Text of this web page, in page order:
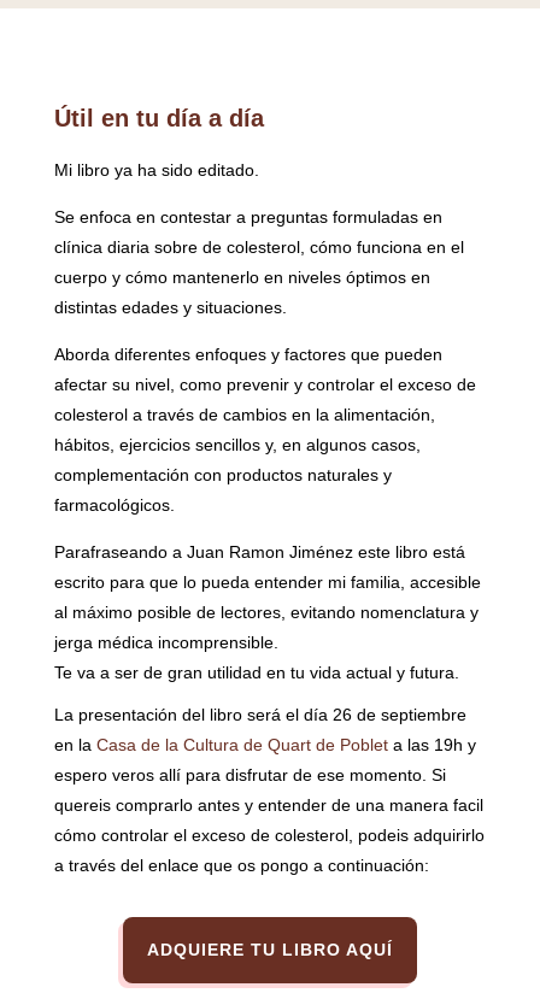
Útil en tu día a día
Mi libro ya ha sido editado.
Se enfoca en contestar a preguntas formuladas en
clínica diaria sobre de colesterol, cómo funciona en el
cuerpo y cómo mantenerlo en niveles óptimos en
distintas edades y situaciones.
Aborda diferentes enfoques y factores que pueden
afectar su nivel, como prevenir y controlar el exceso de
colesterol a través de cambios en la alimentación,
hábitos, ejercicios sencillos y, en algunos casos,
complementación con productos naturales y
farmacológicos.
Parafraseando a Juan Ramon Jiménez este libro está
escrito para que lo pueda entender mi familia, accesible
al máximo posible de lectores, evitando nomenclatura y
jerga médica incomprensible.
Te va a ser de gran utilidad en tu vida actual y futura.
La presentación del libro será el día 26 de septiembre
en la Casa de la Cultura de Quart de Pobleta las 19h y
espero veros allí para disfrutar de ese momento. Si
quereis comprarlo antes y entender de una manera facil
cómo controlar el exceso de colesterol, podeis adquirirlo
a través del enlace que os pongo a continuación:
ADQUIERE TU LIBRO AQUÍ